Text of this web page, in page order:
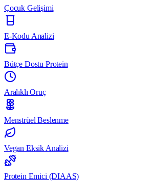
Çocuk Gelişimi
E-Kodu Analizi
Bütçe Dostu Protein
Aralıklı Oruç
Menstrüel Beslenme
Vegan Eksik Analizi
Protein Emici (DIAAS)